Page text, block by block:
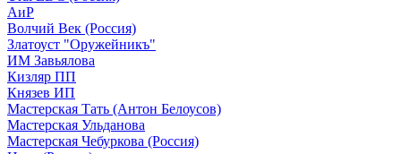
АиР
Волчий Век (Россия)
Златоуст "Оружейникъ"
ИМ Завьялова
Кизляр ПП
Князев ИП
Мастерская Тать (Антон Белоусов)
Мастерская Ульданова
Мастерская Чебуркова (Россия)